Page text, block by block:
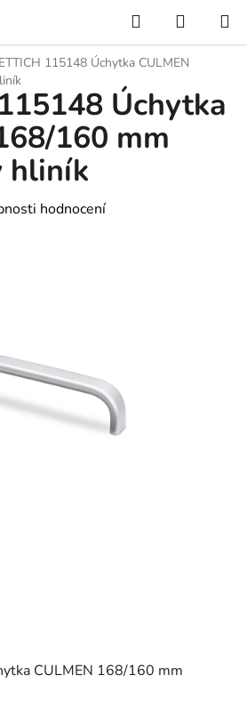
Hledat
KOŠÍK
115148 Úchytka CULMEN
CULMEN 168/160 mm
Úchytka
160 mm
hliník
hodnocení